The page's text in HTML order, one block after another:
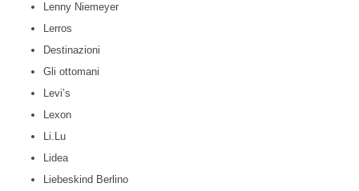
Lenny Niemeyer
Lerros
Destinazioni
Gli ottomani
Levi’s
Lexon
Li.Lu
Lidea
Liebeskind Berlino